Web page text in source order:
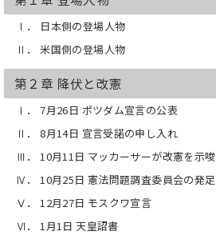
Ⅰ． 日本側の登場人物
Ⅱ． 米国側の登場人物
第２章 降伏と改憲
Ⅰ． 7月26日 ポツダム宣言の公表
Ⅱ． 8月14日 宣言受諾の申し入れ
Ⅲ． 10月11日 マッカーサーが改憲を示唆
Ⅳ． 10月25日 憲法問題調査委員会の発足
Ⅴ． 12月27日 モスクワ宣言
Ⅵ． 1月1日 天皇詔書